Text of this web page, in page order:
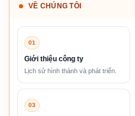
VỀ CHÚNG TÔI
01
Giới thiệu công ty
Lịch sử hình thành và phát triển.
03